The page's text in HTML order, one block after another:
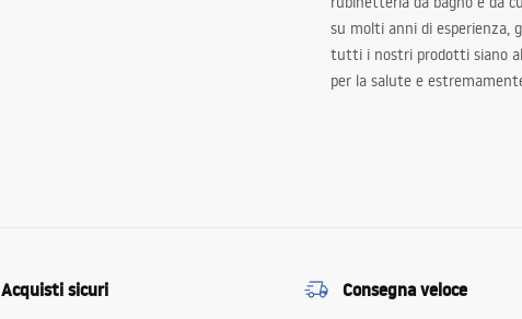
su molti anni di esperienza,
tutti i nostri prodotti siano
per la salute e
Acquisti sicuri Consegna veloce